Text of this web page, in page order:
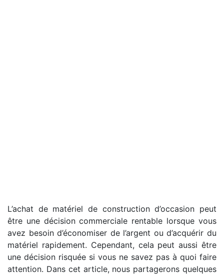
L’achat de matériel de construction d’occasion peut
être une décision commerciale rentable lorsque vous
avez besoin d’économiser de l’argent ou d’acquérir du
matériel rapidement. Cependant, cela peut aussi être
une décision risquée si vous ne savez pas à quoi faire
attention. Dans cet article, nous partagerons quelques